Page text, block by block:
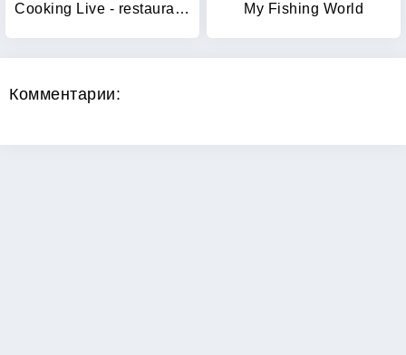
Cooking Live - restaurant game My Fishing World
Комментарии: